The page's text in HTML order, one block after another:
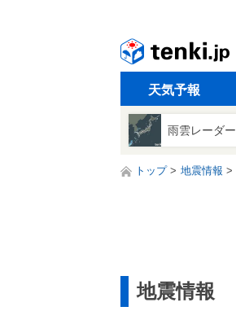
天気予報
雨雲レーダー
トップ 地震情報
地震情報